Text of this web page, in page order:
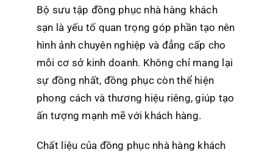
Bộ sưu tập đồng phục nhà hàng khách
sạn là yếu tố quan trọng góp phần tạo nên
hình ảnh chuyên nghiệp và đẳng cấp cho
mỗi cơ sở kinh doanh. Không chỉ mang lại
sự đồng nhất, đồng phục còn thể hiện
phong cách và thương hiệu riêng, giúp tạo
ấn tượng mạnh mẽ với khách hàng.
Chất liệu của đồng phục nhà hàng khách